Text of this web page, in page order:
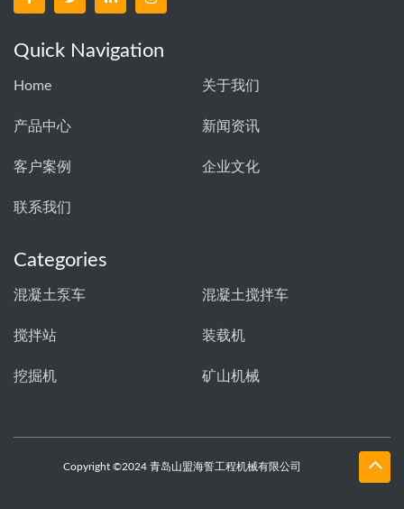
Quick Navigation
Home 关于我们
产品中心 新闻资讯
客户案例 企业文化
联系我们
Categories
混凝土泵车 混凝土搅拌车
搅拌站 装载机
挖掘机 矿山机械
Copyright ©2024 青岛山盟海誓工程机械有限公司